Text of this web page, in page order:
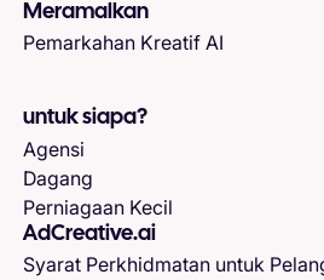
Meramalkan
Pemarkahan Kreatif AI
untuk siapa?
Agensi
Dagang
Perniagaan Kecil
AdCreative.ai
Syarat Perkhidmatan untuk